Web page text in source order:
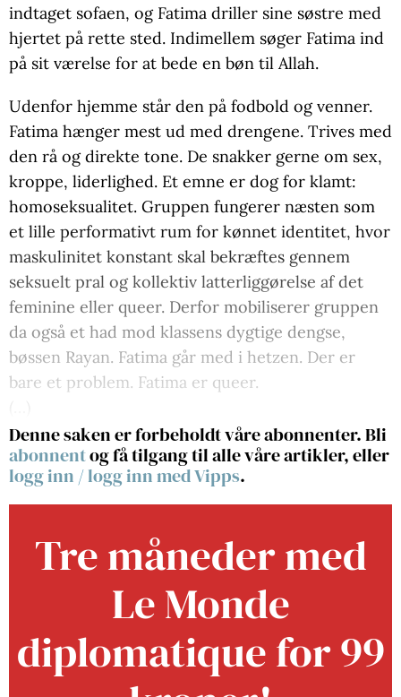
indtaget sofaen, og Fatima driller sine søstre med
hjertet på rette sted. Indimellem søger Fatima ind
på sit værelse for at bede en bøn til Allah.
Udenfor hjemme står den på fodbold og venner.
Fatima hænger mest ud med drengene. Trives med
den rå og direkte tone. De snakker gerne om sex,
kroppe, liderlighed. Et emne er dog for klamt:
homoseksualitet. Gruppen fungerer næsten som
et lille performativt rum for kønnet identitet, hvor
maskulinitet konstant skal bekræftes gennem
seksuelt pral og kollektiv latterliggørelse af det
feminine eller queer. Derfor mobiliserer gruppen
da også et had mod klassens dygtige dengse,
bøssen Rayan. Fatima går med i hetzen. Der er
bare et problem. Fatima er queer.
Denne saken er forbeholdt våre abonnenter. Bli
abonnentog få tilgang til alle våre artikler, eller
logg inn /logg inn med Vipps.
Tre måneder med
Le Monde
diplomatique for 99